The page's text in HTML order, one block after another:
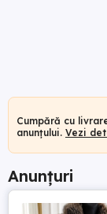
Cumpără cu
anunțului. Vezi
Anunțuri